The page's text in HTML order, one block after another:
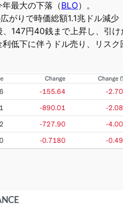
最大の下落（BLO）。
がりで時価総額1.1兆ドル減少
147円40銭まで上昇し、引
低下に伴うドル売り、リス